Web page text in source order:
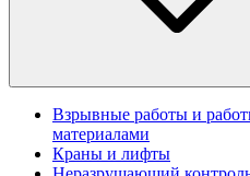
Взрывные работы и
материалами
Краны и лифты